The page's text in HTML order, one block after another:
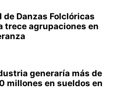
de Danzas Folclóricas
trece agrupaciones en
generaría más de
millones en sueldos en